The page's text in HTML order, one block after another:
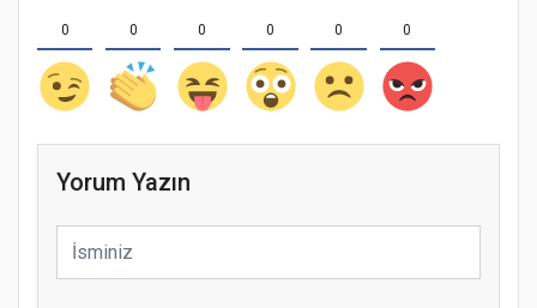
0 0 0 0 0 0
Yorum Yazın